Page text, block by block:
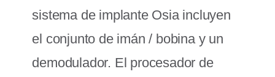
sistema de implante Osia incluyen
el conjunto de imán / bobina y un
demodulador. El procesador de